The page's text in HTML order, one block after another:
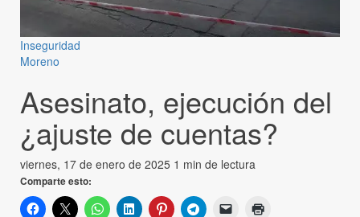
Inseguridad
Moreno
Asesinato, ejecución del
¿ajuste de cuentas?
viernes, 17 de enero de 2025 1 min de lectura
Comparte esto: